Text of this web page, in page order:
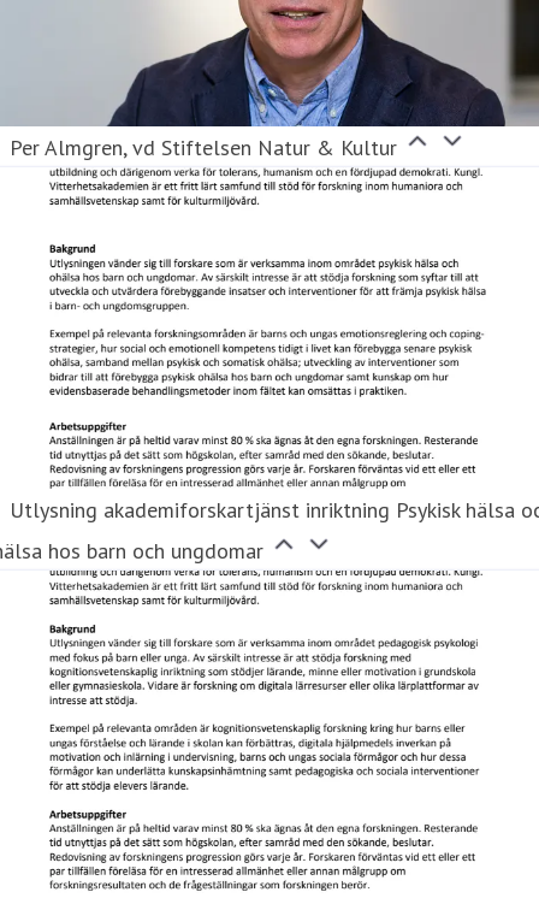
Per Almgren, vd Stiftelsen Natur & Kultur
Utlysning akademiforskartjänst inriktning Psykisk hälsa
hos barn och ungdomar